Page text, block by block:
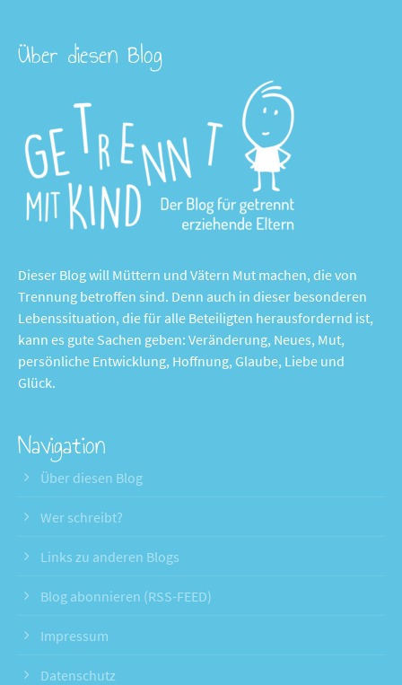
Über diesen Blog
Dieser Blog will Müttern und Vätern Mut machen, die von
Trennung betroffen sind. Denn auch in dieser besonderen
Lebenssituation, die für alle Beteiligten herausfordernd ist,
kann es gute Sachen geben: Veränderung, Neues, Mut,
persönliche Entwicklung, Hoffnung, Glaube, Liebe und
Glück.
Navigation
Über diesen Blog
Wer schreibt?
Links zu anderen Blogs
Blog abonnieren (RSS-FEED)
Impressum
Datenschutz